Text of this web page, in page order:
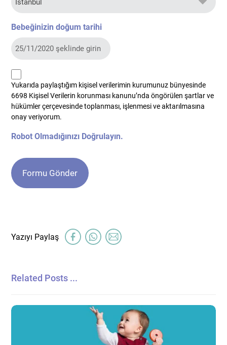
Bebeğinizin doğum tarihi
kvkk
*
Yukarıda paylaştığım kişisel verilerimin kurumunuz bünyesinde
6698 Kişisel Verilerin korunması kanunu’nda öngörülen şartlar ve
hükümler çerçevesinde toplanması, işlenmesi ve aktarılmasına
onay veriyorum.
Robot Olmadığınızı Doğrulayın.
Related Posts ...